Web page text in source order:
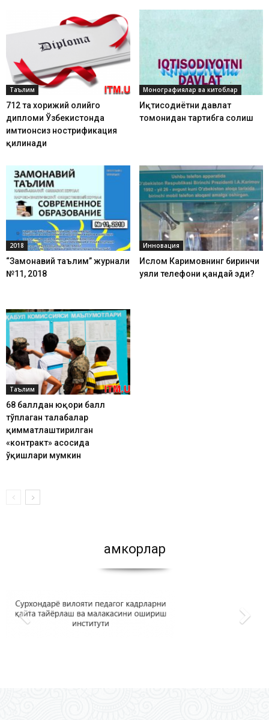
Таълим
712 та хорижий олийгоҳ
дипломи Ўзбекистонда
имтиҳонсиз нострификация
қилинади
Монографиялар ва китоблар
Иқтисодиётни давлат
томонидан тартибга солиш
2018
“Замонавий таълим” журнали
№11, 2018
Инновация
Ислом Каримовнинг биринчи
уяли телефони қандай эди?
Таълим
68 баллдан юқори балл
тўплаган талабалар
қимматлаштирилган
«контракт» асосида
ўқишлари мумкин
Ҳамкорлар